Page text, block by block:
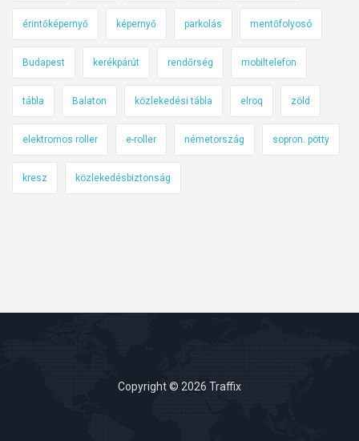
érintőképernyő képernyő parkolás mentőfolyosó
Budapest kerékpárút rendőrség mobiltelefon
tábla Balaton közlekedési tábla elroq zöld
elektromos roller e-roller németország sopron. pötty
kresz közlekedésbiztonság
Copyright © 2026 Traffix